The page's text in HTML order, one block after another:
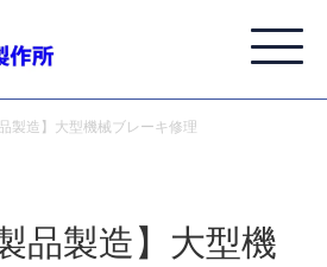
製造】大型機械ブレーキ修理
品製造】大型機